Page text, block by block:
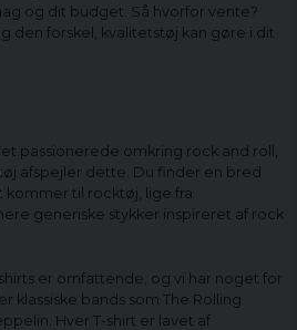
og dit budget. Så hvorfor vente?
den forskel, kvalitetstøj kan gøre i dit
passionerede omkring rock and roll,
afspejler dette. Du finder en bred
til rocktøj, lige fra
generiske stykker inspireret af rock
er omfattende, og vi har noget for
klassiske bands som The Rolling
Hver T-shirt er lavet af